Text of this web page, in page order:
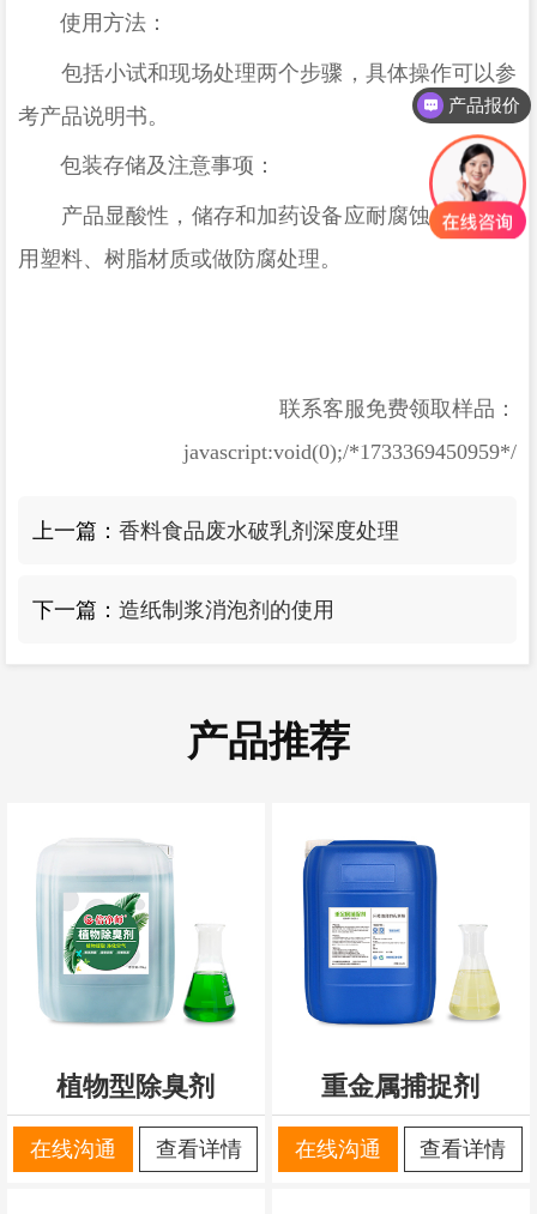
使用方法：
包括小试和现场处理两个步骤，具体操作可以参
考产品说明书。
包装存储及注意事项 ：
产品显酸性，储存和加药设备应耐腐蚀，建议选
用塑料、树脂材质或做防腐处理。
联系客服免费领取样品：
javascript:void(0);/*1733369450959*/
上一篇：香料食品废水破乳剂深度处理
下一篇：造纸制浆消泡剂的使用
产品推荐
植物型除臭剂
在线沟通 查看详情
重金属捕捉剂
在线沟通 查看详情
产品报价